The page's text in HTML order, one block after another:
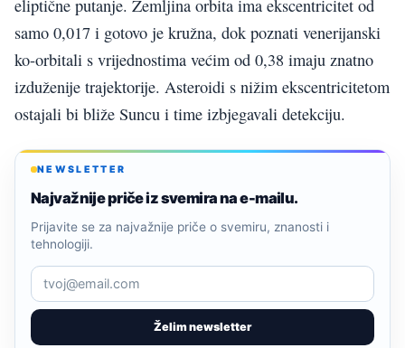
eliptične putanje. Zemljina orbita ima ekscentricitet od
samo 0,017 i gotovo je kružna, dok poznati venerijanski
ko-orbitali s vrijednostima većim od 0,38 imaju znatno
izduženije trajektorije. Asteroidi s nižim ekscentricitetom
ostajali bi bliže Suncu i time izbjegavali detekciju.
NEWSLETTER
Najvažnije priče iz svemira na e-mailu.
Želim newsletter
Prijavite se za najvažnije priče o svemiru, znanosti i
tehnologiji.